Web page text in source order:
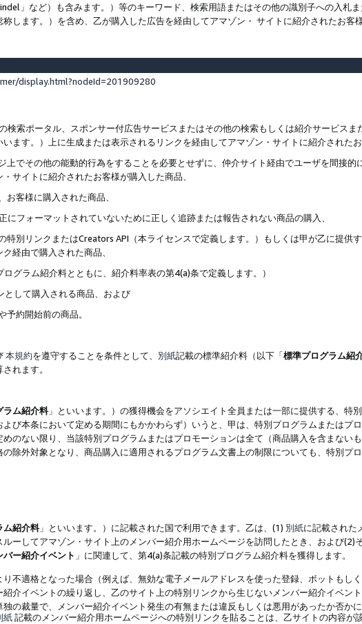
」など）も含みます。）等のキーワード、検索用語またはその他の識別子への入札
称します。）を含め、乙が購入した広告を経由してアマゾン・ サイトに紹介されたお客
display.html?nodeId=201909280
検索ポータル、スポンサー付広告サービスまたはその他の検索もしくは紹介サービスま
います。）上に生成または表示されるリンクを経由してアマゾン・サイトに紹介されたお
上でその他の能動的行為をすることを必要とせずに、仲介サイト経由でユーザを間接的
サイトに紹介されたお客様が購入した商品、
客様に購入された商品、
フォーマットされていないために正しく追跡または報告されない商品の購入、
別リンクまたはCreators API（本ライセンスで定義します。）もしくは甲が乙に提供
経由で購入された商品、
グラム紹介料とともに、紹介料率表の第4(a)条で定義します。）
として購入される商品、および
約開始前の商品。
本規約を遵守することを条件として、 別紙記載の標準紹介料（以下「標準プログラム紹
れます。
ラム紹介料」といいます。）の獲得機会をアソシエイト全員または一部に提供する、特
び本条において定める期間にもかかわらず）いうと、甲は、特別プログラムまたはプ
のない限り、当該特別プログラムまたはプロモーションは全て（商品購入を含まない
除外対象となり、商品購入に適用されるプログラム文書上の制限についても、特別プ
ム紹介料」といいます。）に記載された国で利用できます。乙は、(1) 別紙に記載された
ーしてアマゾン・サイト上のメンバー紹介用ホームページを訪問したとき、および(2)
バー紹介イベント 」に関連して、第4(a)条記載の特別プログラム紹介料を獲得します。
不適格となった場合（例えば、無効な電子メールアドレスを使った登録、ボットもし
介イベントの繰り返し、乙のサイト上の特別リンクから生じないメンバー紹介イベン
の裁量で、メンバー紹介イベント発生の有無または違反もしくは悪用があったか否かに
紙記載のメンバー紹介用ホームページへの特別リンクを貼ることは、乙サイトの内容が